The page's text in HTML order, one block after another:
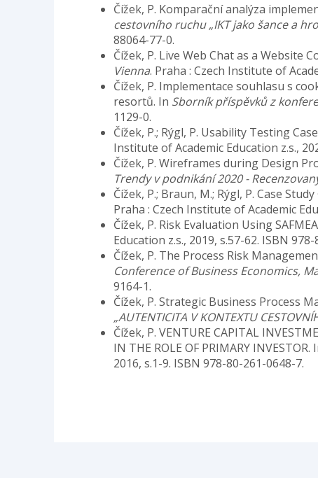
Čížek, P. Komparační analýza
cestovního ruchu „IKT jako šance a
88064-77-0.
Čížek, P. Live Web Chat as a Website
Vienna. Praha : Czech Institute of
Čížek, P. Implementace souhlasu s
resortů. In Sborník příspěvků z
1129-0.
Čížek, P.; Rýgl, P. Usability Testing
Institute of Academic Education z.s.,
Čížek, P. Wireframes during Design
Trendy v podnikání 2020 -
Čížek, P.; Braun, M.; Rýgl, P. Case
Praha : Czech Institute of Academic
Čížek, P. Risk Evaluation Using
Education z.s., 2019, s.57-62. ISBN
Čížek, P. The Process Risk
Conference of Business Economics,
9164-1.
Čížek, P. Strategic Business Process
„AUTENTICITA V KONTEXTU
Čížek, P. VENTURE CAPITAL
IN THE ROLE OF PRIMARY INVESTOR.
2016, s.1-9. ISBN 978-80-261-0648-7.